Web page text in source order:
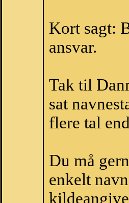
Kort sagt:
ansvar.
Tak til
sat
flere tal
Du må
enkelt